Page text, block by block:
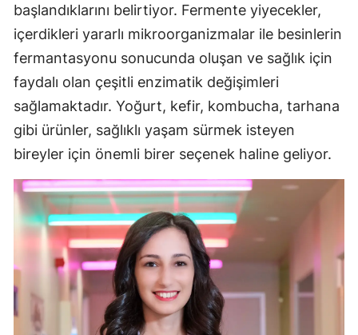
başlandıklarını belirtiyor. Fermente yiyecekler,
içerdikleri yararlı mikroorganizmalar ile besinlerin
fermantasyonu sonucunda oluşan ve sağlık için
faydalı olan çeşitli enzimatik değişimleri
sağlamaktadır. Yoğurt, kefir, kombucha, tarhana
gibi ürünler, sağlıklı yaşam sürmek isteyen
bireyler için önemli birer seçenek haline geliyor.